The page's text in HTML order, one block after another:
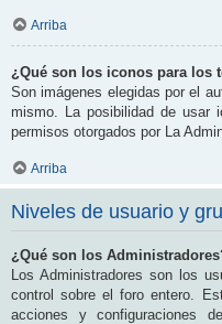
Arriba
¿Qué son los iconos para los
Son imágenes elegidas por el
mismo. La posibilidad de usar
permisos otorgados por La
Arriba
Niveles de usuario y
¿Qué son los
Los Administradores son los
control sobre el foro entero.
acciones y configuraciones